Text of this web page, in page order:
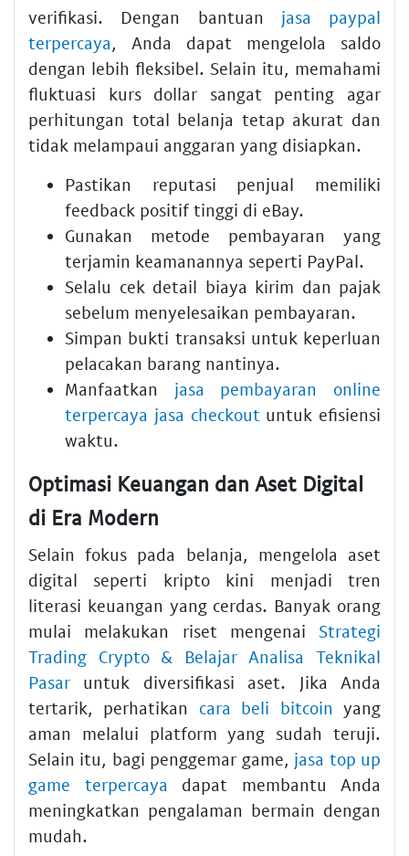
verifikasi. Dengan bantuan jasa paypal
terpercaya, Anda dapat mengelola saldo
dengan lebih fleksibel. Selain itu, memahami
fluktuasi kurs dollar sangat penting agar
perhitungan total belanja tetap akurat dan
tidak melampaui anggaran yang disiapkan.
Pastikan reputasi penjual memiliki
feedback positif tinggi di eBay.
Gunakan metode pembayaran yang
terjamin keamanannya seperti PayPal.
Selalu cek detail biaya kirim dan pajak
sebelum menyelesaikan pembayaran.
Simpan bukti transaksi untuk keperluan
pelacakan barang nantinya.
Manfaatkan jasa pembayaran online
terpercaya jasa checkout untuk efisiensi
waktu.
Optimasi Keuangan dan Aset Digital
di Era Modern
Selain fokus pada belanja, mengelola aset
digital seperti kripto kini menjadi tren
literasi keuangan yang cerdas. Banyak orang
mulai melakukan riset mengenai Strategi
Trading Crypto & Belajar Analisa Teknikal
Pasar untuk diversifikasi aset. Jika Anda
tertarik, perhatikan cara beli bitcoin yang
aman melalui platform yang sudah teruji.
Selain itu, bagi penggemar game, jasa top up
game terpercaya dapat membantu Anda
meningkatkan pengalaman bermain dengan
mudah.